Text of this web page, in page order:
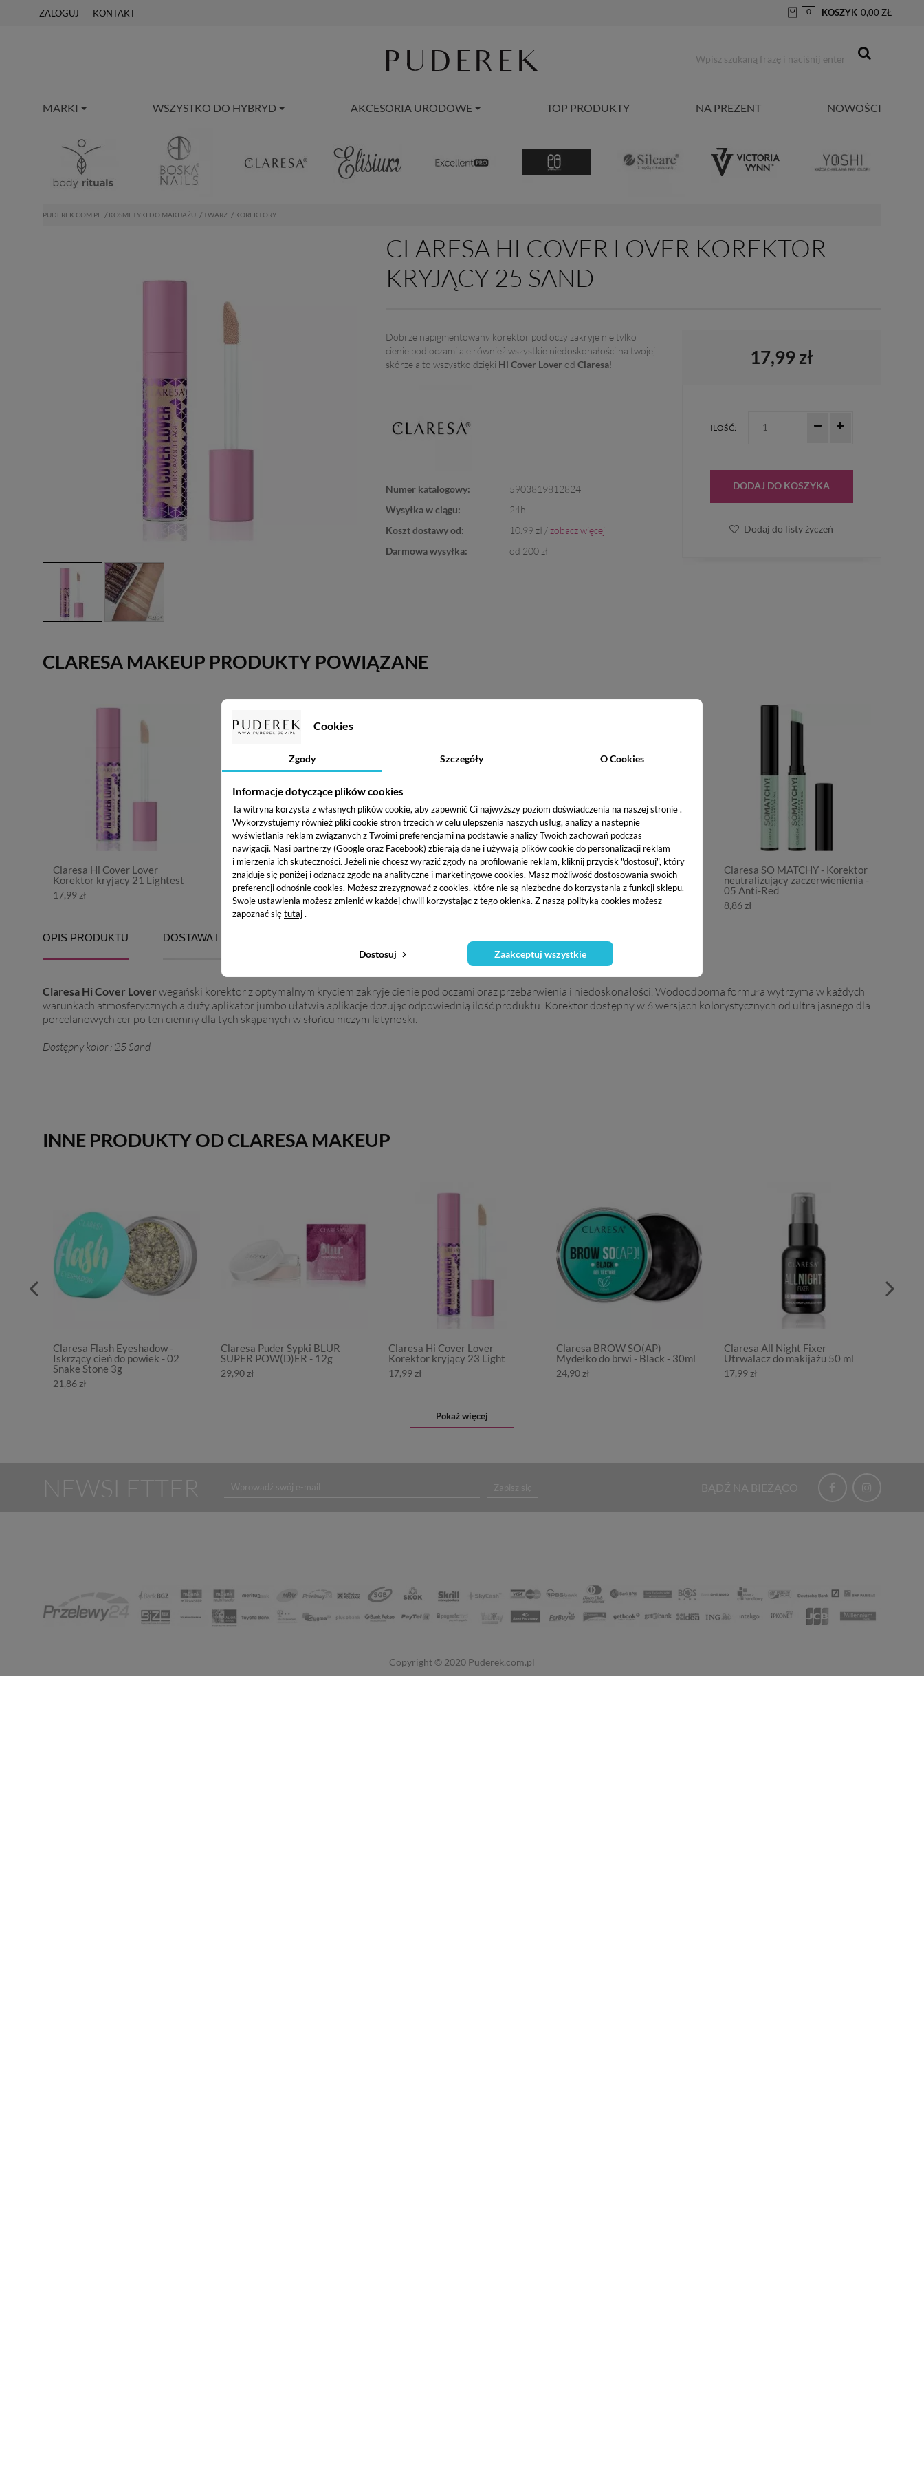
Cookies
Zgody Szczegóły O Cookies
Informacje dotyczące plików cookies
Ta witryna korzysta z własnych plików cookie, aby zapewnić Ci najwyższy poziom doświadczenia na naszej stronie .
Wykorzystujemy również pliki cookie stron trzecich w celu ulepszenia naszych usług, analizy a nastepnie
wyświetlania reklam związanych z Twoimi preferencjami na podstawie analizy Twoich zachowań podczas
nawigacji. Nasi partnerzy (Google oraz Facebook) zbierają dane i używają plików cookie do personalizacji reklam
i mierzenia ich skuteczności. Jeżeli nie chcesz wyrazić zgody na profilowanie reklam, kliknij przycisk "dostosuj", który
znajduje się poniżej i odznacz zgodę na analityczne i marketingowe cookies. Masz możliwość dostosowania swoich
preferencji odnośnie cookies. Możesz zrezygnować z cookies, które nie są niezbędne do korzystania z funkcji sklepu.
Swoje ustawienia możesz zmienić w każdej chwili korzystając z tego okienka. Z naszą polityką cookies możesz
zapoznać siętutaj.
Dostosuj Zaakceptuj wszystkie
ZALOGUJ KONTAKT 0 KOSZYK 0,00 ZŁ
MARKI WSZYSTKO DO HYBRYD AKCESORIA URODOWE TOP PRODUKTY NA PREZENT NOWOŚCI
PUDEREK.COM.PL KOSMETYKI DO MAKIJAŻU TWARZ KOREKTORY
CLARESA HI COVER LOVER KOREKTOR
KRYJĄCY 25 SAND
Dobrze napigmentowany korektor pod oczy zakryje nie tylko
cienie pod oczami ale również wszystkie niedoskonałości na twojej
skórze a to wszystko dzięki Hi Cover Loverod Claresa!
Numer katalogowy:
5903819812824
Wysyłka w ciągu:
24h
Koszt dostawy od:
10.99 zł / zobacz więcej
Darmowa wysyłka:
od 200 zł
17,99 zł
ILOŚĆ:
DODAJ DO KOSZYKA
Dodaj do listy życzeń
CLARESA MAKEUP PRODUKTY POWIĄZANE
Claresa Hi Cover Lover
Korektor kryjący 21 Lightest
17,99 zł
Claresa Hi Cover Lover
Korektor kryjący 22 Fair
17,99 zł
Claresa Hi Cover Lover
Korektor kryjący 23 Light
17,99 zł
Claresa Hi Cover Lover
Korektor kryjący 24 Medium
17,99 zł
Claresa SO MATCHY - Korektor
neutralizujący zaczerwienienia -
05 Anti-Red
8,86 zł
OPIS PRODUKTU DOSTAWA I PŁATNOŚĆ
Claresa Hi Cover Lover wegański korektor z optymalnym kryciem zakryje cienie pod oczami oraz przebarwienia i niedoskonałości. Wodoodporna formuła wytrzyma w każdych
warunkach atmosferycznych a duży aplikator jumbo ułatwia aplikacje dozując odpowiednią ilość produktu. Korektor dostępny w 6 wersjach kolorystycznych od ultra jasnego dla
porcelanowych cer po ten ciemny dla tych skąpanych w słońcu niczym latynoski.
Dostępny kolor : 25 Sand
INNE PRODUKTY OD CLARESA MAKEUP
Claresa Flash Eyeshadow -
Iskrzący cień do powiek - 02
Snake Stone 3g
21,86 zł
Claresa Puder Sypki BLUR
SUPER POW(D)ER - 12g
29,90 zł
Claresa Hi Cover Lover
Korektor kryjący 23 Light
17,99 zł
Claresa BROW SO(AP)
Mydełko do brwi - Black - 30ml
24,90 zł
Claresa All Night Fixer
Utrwalacz do makijażu 50 ml
17,99 zł
Pokaż więcej
NEWSLETTER Zapisz się BĄDŹ NA BIEŻĄCO
Copyright © 2020 Puderek.com.pl